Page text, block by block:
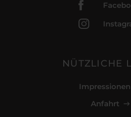
NÜTZLICHE
Impressionen
Anfahrt